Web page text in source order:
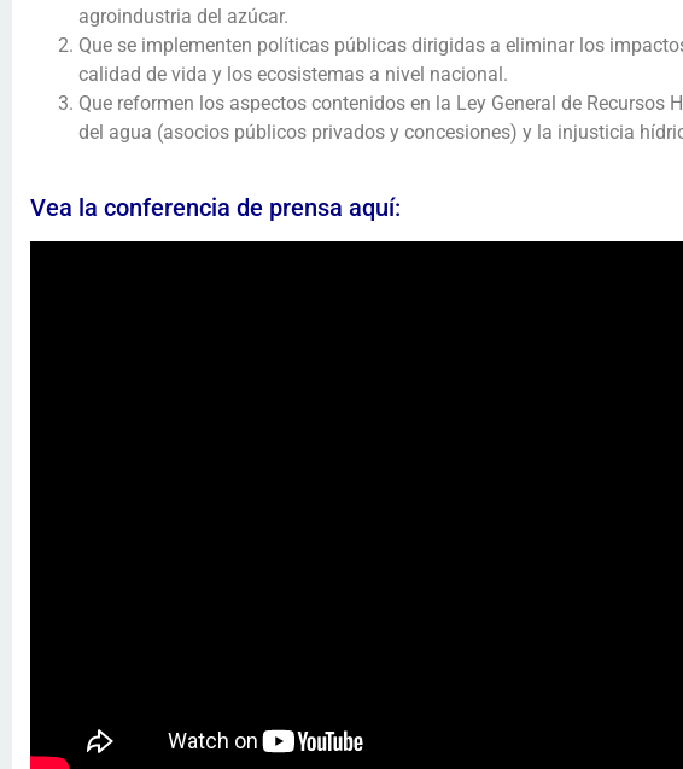
agroindustria del azúcar.
Que se implementen políticas públicas dirigidas a eliminar los
calidad de vida y los ecosistemas a nivel nacional.
Que reformen los aspectos contenidos en la Ley General de
del agua (asocios públicos privados y concesiones) y la injusticia
Vea la conferencia de prensa aquí: